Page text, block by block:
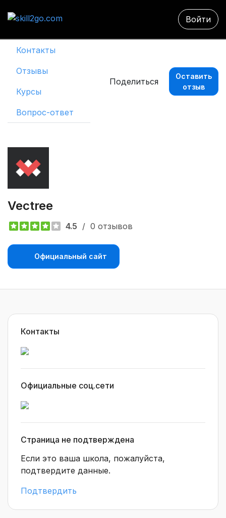
Войти
Контакты
Отзывы
Курсы
Вопрос-ответ
Поделиться
Оставить
отзыв
Vectree
4.5 / 0 отзывов
Официальный сайт
Контакты
Официальные соц.сети
Страница не подтверждена
Если это ваша школа, пожалуйста,
подтвердите данные.
Подтвердить